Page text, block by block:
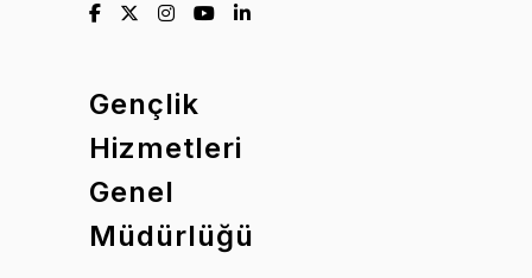
Gençlik
Hizmetleri
Genel
Müdürlüğü